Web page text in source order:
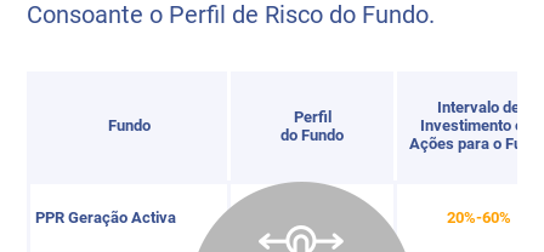
Consoante o Perfil de Risco do Fundo.
Fundo
Perfil
do Fundo
Intervalo de
Investimento em
Ações para o
PPR Geração Activa 20%-60%